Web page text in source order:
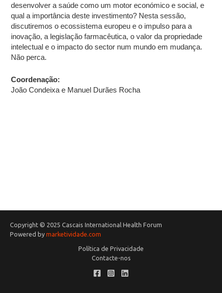
desenvolver a saúde como um motor económico e social, e
qual a importância deste investimento? Nesta sessão,
discutiremos o ecossistema europeu e o impulso para a
inovação, a legislação farmacêutica, o valor da propriedade
intelectual e o impacto do sector num mundo em mudança.
Não perca.
Coordenação:
João Condeixa e Manuel Durães Rocha
Copyright © 2025 Cascais International Health Forum
Powered by marketividade.com
Política de Privacidade
Contacte-nos